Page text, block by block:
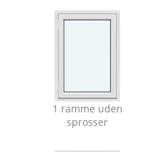
1 ramme uden
sprosser